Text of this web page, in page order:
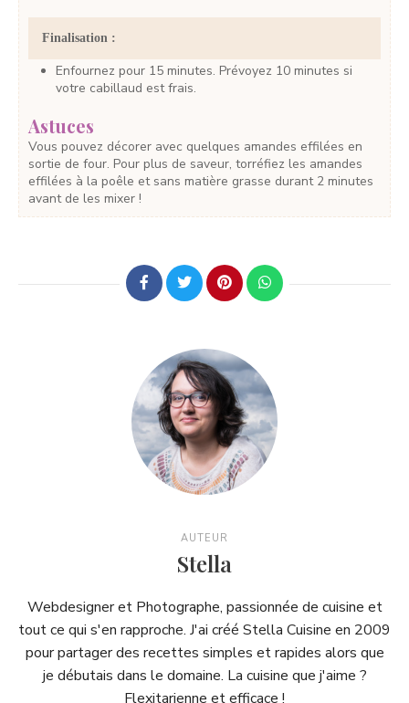
Finalisation :
Enfournez pour 15 minutes. Prévoyez 10 minutes si
votre cabillaud est frais.
Astuces
Vous pouvez décorer avec quelques amandes effilées en
sortie de four. Pour plus de saveur, torréfiez les amandes
effilées à la poêle et sans matière grasse durant 2 minutes
avant de les mixer !
AUTEUR
Stella
Webdesigner et Photographe, passionnée de cuisine et
tout ce qui s'en rapproche. J'ai créé Stella Cuisine en 2009
pour partager des recettes simples et rapides alors que
je débutais dans le domaine. La cuisine que j'aime ?
Flexitarienne et efficace !